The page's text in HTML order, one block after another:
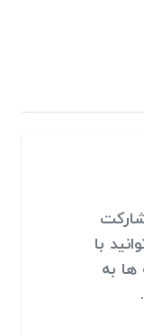
مشارکت
با
به